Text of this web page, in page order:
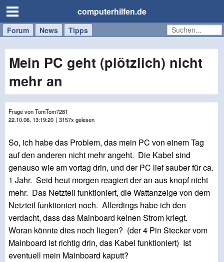
computerhilfen.de
Forum News Tipps
Handy
Tablet
Windows
Mac
Mein PC geht (plötzlich) nicht
mehr an
Frage von TomTom7281
22.10.06, 13:19:20 | 3157x gelesen
So, ich habe das Problem, das mein PC von einem Tag
auf den anderen nicht mehr angeht. Die Kabel sind
genauso wie am vortag drin, und der PC lief sauber für ca.
1 Jahr. Seid heut morgen reagiert der an aus knopf nicht
mehr. Das Netzteil funktioniert, die Wattanzeige von dem
Netzteil funktioniert noch. Allerdings habe ich den
verdacht, dass das Mainboard keinen Strom kriegt.
Woran könnte dies noch liegen? (der 4 Pin Stecker vom
Mainboard ist richtig drin, das Kabel funktioniert) Ist
eventuell mein Mainboard kaputt?